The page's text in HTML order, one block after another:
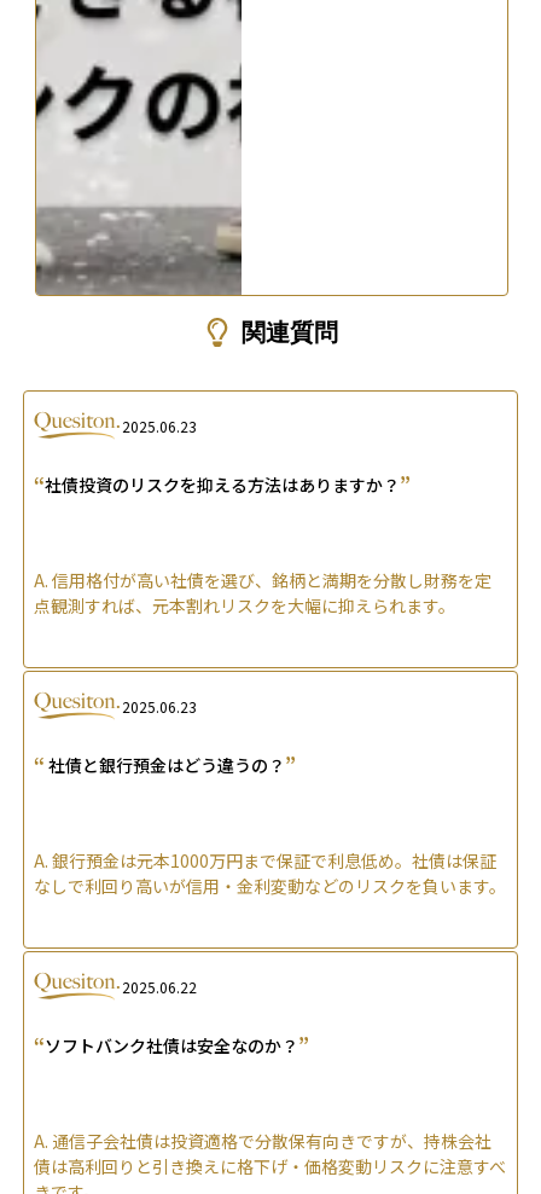
関連質問
2025.06.23
“社債投資のリスクを抑える方法はありますか？ ”
A. 信用格付が高い社債を選び、銘柄と満期を分散し財務を定
点観測すれば、元本割れリスクを大幅に抑えられます。
2025.06.23
“ 社債と銀行預金はどう違うの？ ”
A. 銀行預金は元本1000万円まで保証で利息低め。社債は保証
なしで利回り高いが信用・金利変動などのリスクを負います。
2025.06.22
“ソフトバンク社債は安全なのか？ ”
A. 通信子会社債は投資適格で分散保有向きですが、持株会社
債は高利回りと引き換えに格下げ・価格変動リスクに注意すべ